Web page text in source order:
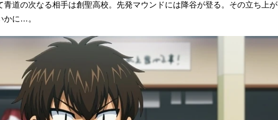
青道の次なる相手は創聖高校。先発マウンドには降谷が登る。その立ち上が
かに…。